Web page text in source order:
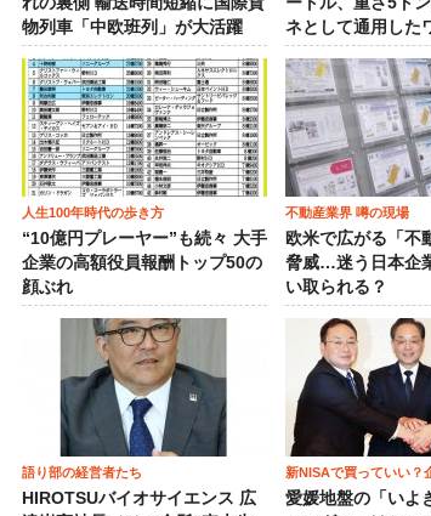
物列車「中欧班列」が大活躍
ネとして通用した
人生100年時代の歩き方
“10億円プレーヤー”も続々 大手
企業の高額役員報酬トップ50の
顔ぶれ
不動産業界 噂の現場
欧米で広がる「不
脅威…迷う日本企
い取られる？
語り部の経営者たち
HIROTSUバイオサイエンス 広
新NISAで買っていい？
愛媛地盤の「いよ